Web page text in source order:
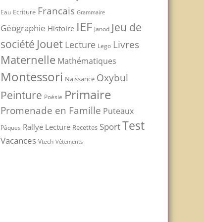
Eau Ecriture Francais Grammaire
Géographie Histoire IEF Janod Jeu de
société Jouet Lecture Lego Livres
Maternelle Mathématiques
Montessori Naissance Oxybul
Peinture Poésie Primaire
Promenade en Famille Puteaux
Pâques Rallye Lecture Recettes SportTest
Vacances Vtech Vêtements